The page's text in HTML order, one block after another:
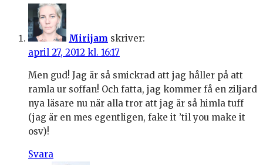
Mirijam skriver:
april 27, 2012 kl. 16:17
Men gud! Jag är så smickrad att jag håller på att
ramla ur soffan! Och fatta, jag kommer få en ziljard
nya läsare nu när alla tror att jag är så himla tuff
(jag är en mes egentligen, fake it ’til you make it
osv)!
Svara